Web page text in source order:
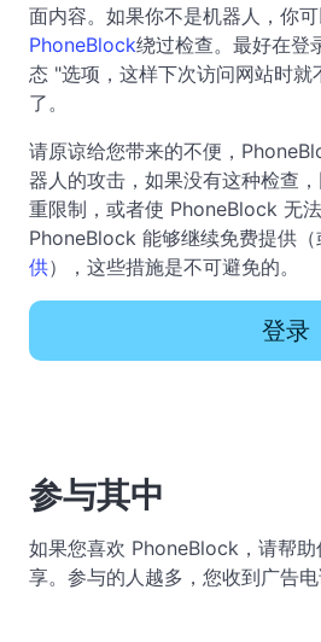
面内容。如果你不是机器人，你
PhoneBlock绕过检查。最好在登
态 "选项，这样下次访问网站时就
了。
请原谅给您带来的不便，
器人的攻击，如果没有这种检查
重限制，或者使 PhoneBlock 无
PhoneBlock 能够继续免费提供（
供），这些措施是不可避免的。
登录
参与其中
如果您喜欢 PhoneBlock，请帮
享。参与的人越多，您收到广告电